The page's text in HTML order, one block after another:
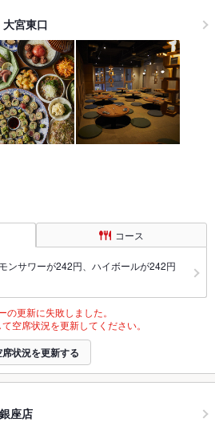
宮東口
コース
ンサワーが242円、ハイボールが242円
の更新に失敗しました。
空席状況を更新してください。
席状況を更新する
座店